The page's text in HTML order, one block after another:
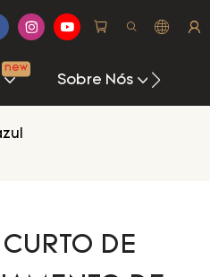
new
Sobre Nós
DE